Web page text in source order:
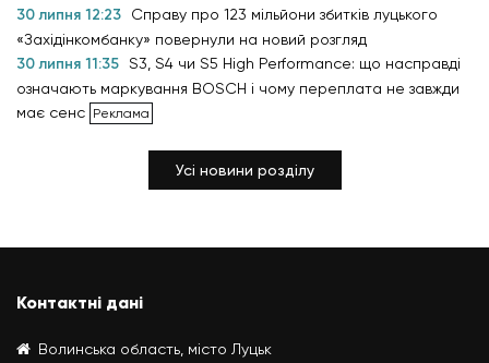
30 липня 12:23
Справу про 123 мільйони збитків луцького
«Західінкомбанку» повернули на новий розгляд
30 липня 11:35 S3, S4 чи S5 High Performance: що насправді
означають маркування BOSCH і чому переплата не завжди
має сенс
Усі новини розділу
Контактні дані
Волинська область, місто Луцьк